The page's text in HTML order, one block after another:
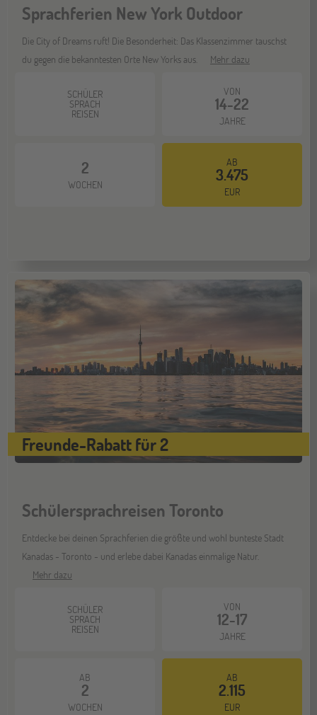
Sprachferien New York Outdoor
Die City of Dreams ruft! Die Besonderheit: Das Klassenzimmer tauschst
du gegen die bekanntesten Orte New Yorks aus.
Mehr dazu
SCHÜLER
SPRACH
REISEN
VON
14-22
JAHRE
2
WOCHEN
AB
3.475
EUR
Freunde-Rabatt für 2
Schülersprachreisen Toronto
Entdecke bei deinen Sprachferien die größte und wohl bunteste Stadt
Kanadas - Toronto - und erlebe dabei Kanadas einmalige Natur.
Mehr dazu
SCHÜLER
SPRACH
REISEN
VON
12-17
JAHRE
AB
2
WOCHEN
AB
2.115
EUR